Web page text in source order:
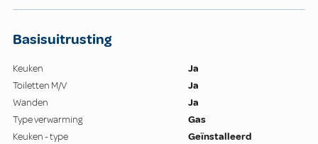
Basisuitrusting
Keuken
Ja
Toiletten M/V
Ja
Wanden
Ja
Type verwarming
Gas
Keuken - type
Geïnstalleerd